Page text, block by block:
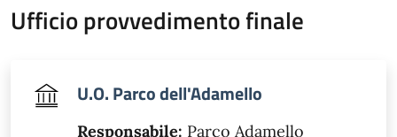
Ufficio provvedimento finale
U.O. Parco dell'Adamello
Responsabile: Parco Adamello